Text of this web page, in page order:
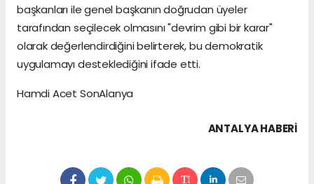
başkanları ile genel başkanın doğrudan üyeler
tarafından seçilecek olmasını "devrim gibi bir karar"
olarak değerlendirdiğini belirterek, bu demokratik
uygulamayı desteklediğini ifade etti.
Hamdi Acet SonAlanya
ANTALYA HABERİ